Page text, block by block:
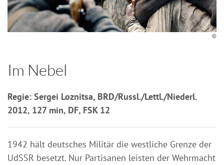
©
Im Nebel
Regie: Sergei Loznitsa, BRD/Russl./Lettl./Niederl.
2012, 127 min, DF, FSK 12
1942 hält deutsches Militär die westliche Grenze der
UdSSR besetzt. Nur Partisanen leisten der Wehrmacht